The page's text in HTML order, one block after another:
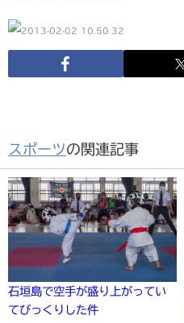
スポーツの関連記事
石垣島で空手が盛り上がってい
てびっくりした件